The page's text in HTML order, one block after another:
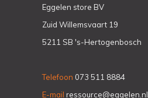
Eggelen store BV
Zuid Willemsvaart 19
5211 SB 's-Hertogenbosch
Telefoon 073 511 8884
E-mail ressource@eggelen.nl